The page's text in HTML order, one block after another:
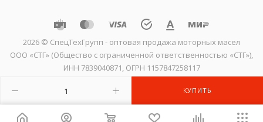
КУПИТЬ
2026 © CпецТехГрупп - оптовая продажа моторных масел
ООО «СТГ» (Общество с ограниченной ответственностью «СТГ»),
ИНН 7839040871, ОГРН 1157847258117